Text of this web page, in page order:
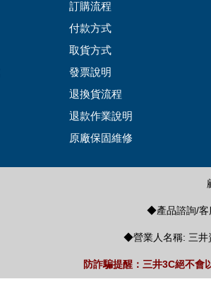
訂購流程
付款方式
取貨方式
發票說明
退換貨流程
退款作業說明
原廠保固維修
◆產品諮詢/客
◆營業人名稱: 三井
防詐騙提醒：三井3C絕不會